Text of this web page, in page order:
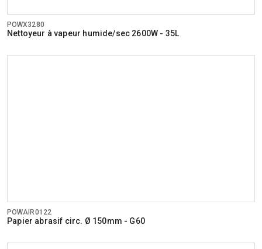
POWX3280
Nettoyeur à vapeur humide/sec 2600W - 35L
POWAIR0122
Papier abrasif circ. Ø 150mm - G60